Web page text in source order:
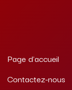
Page d'accueil
Contactez-nous